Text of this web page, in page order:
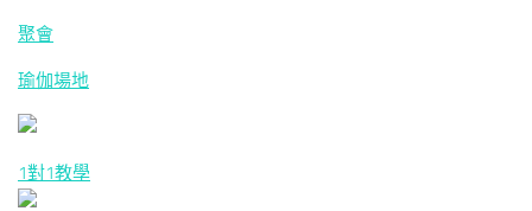
聚會
瑜伽場地
1對1教學